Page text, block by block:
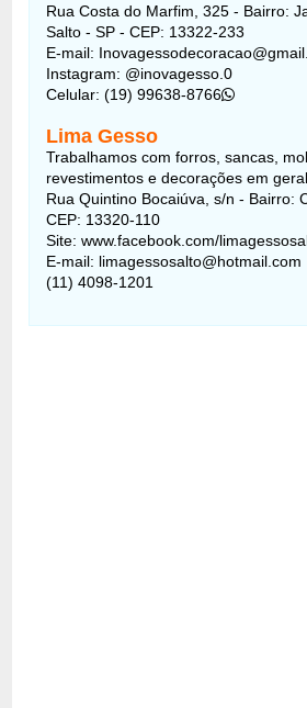
Rua Costa do Marfim, 325 - Bairro:
Salto - SP - CEP: 13322-233
E-mail:
Instagram: @inovagesso.0
Celular: (19) 99638-8766
Lima Gesso
Trabalhamos com forros, sancas,
revestimentos e decorações em geral.
Rua Quintino Bocaiúva, s/n - Bairro:
CEP: 13320-110
Site: www.facebook.com/
E-mail: limagessosalto@hotmail.com
(11) 4098-1201